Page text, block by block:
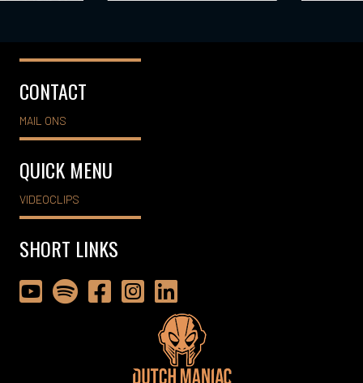
CONTACT
MAIL ONS
QUICK MENU
VIDEOCLIPS
SHORT LINKS
Dutch Maniac op YouTube
Dutch Maniac op Spotify
Dutch Maniac op Facebook
Dutch Maniac op Instagram
Dutch Maniac op LinkedIn